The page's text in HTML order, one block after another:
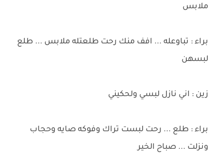
ملابس
براء : تباوعله ... افف منك رحت طلعتله ملابس ... طلع
لبسهن
زين : اني نازل لبسي ولحكيني
براء : طلع ... رحت لبست تراك وفوكه صايه وحجاب
ونزلت ... صباح الخير